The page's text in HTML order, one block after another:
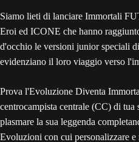
Siamo lieti di lanciare Immortali
Eroi ed ICONE che hanno
d'occhio le versioni junior speciali
evidenziano il loro viaggio verso
Prova l'Evoluzione Diventa
centrocampista centrale (CC) di
plasmare la sua leggenda
Evoluzioni con cui personalizzare